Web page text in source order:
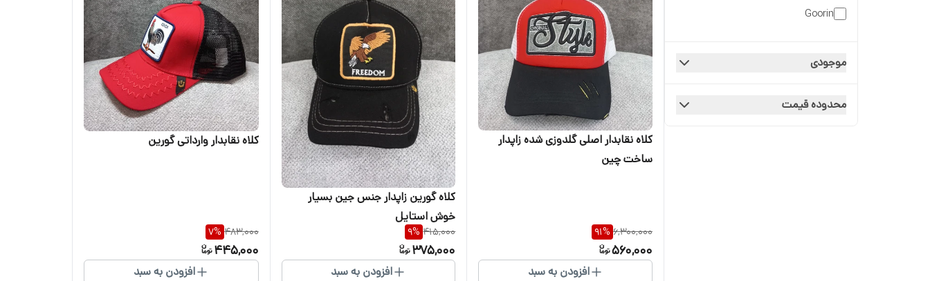
Goorin
Puma
موجودی
محدوده قیمت
کلاه نقابدار اصلی گلدوزی شده زاپدار
ساخت چین
6,300,000
91%
560,000
افزودن به سبد
کلاه گورین زاپدار جنس جین بسیار
خوش استایل
415,000
9%
375,000
افزودن به سبد
کلاه نقابدار وارداتی گورین
483,000
7%
445,000
افزودن به سبد